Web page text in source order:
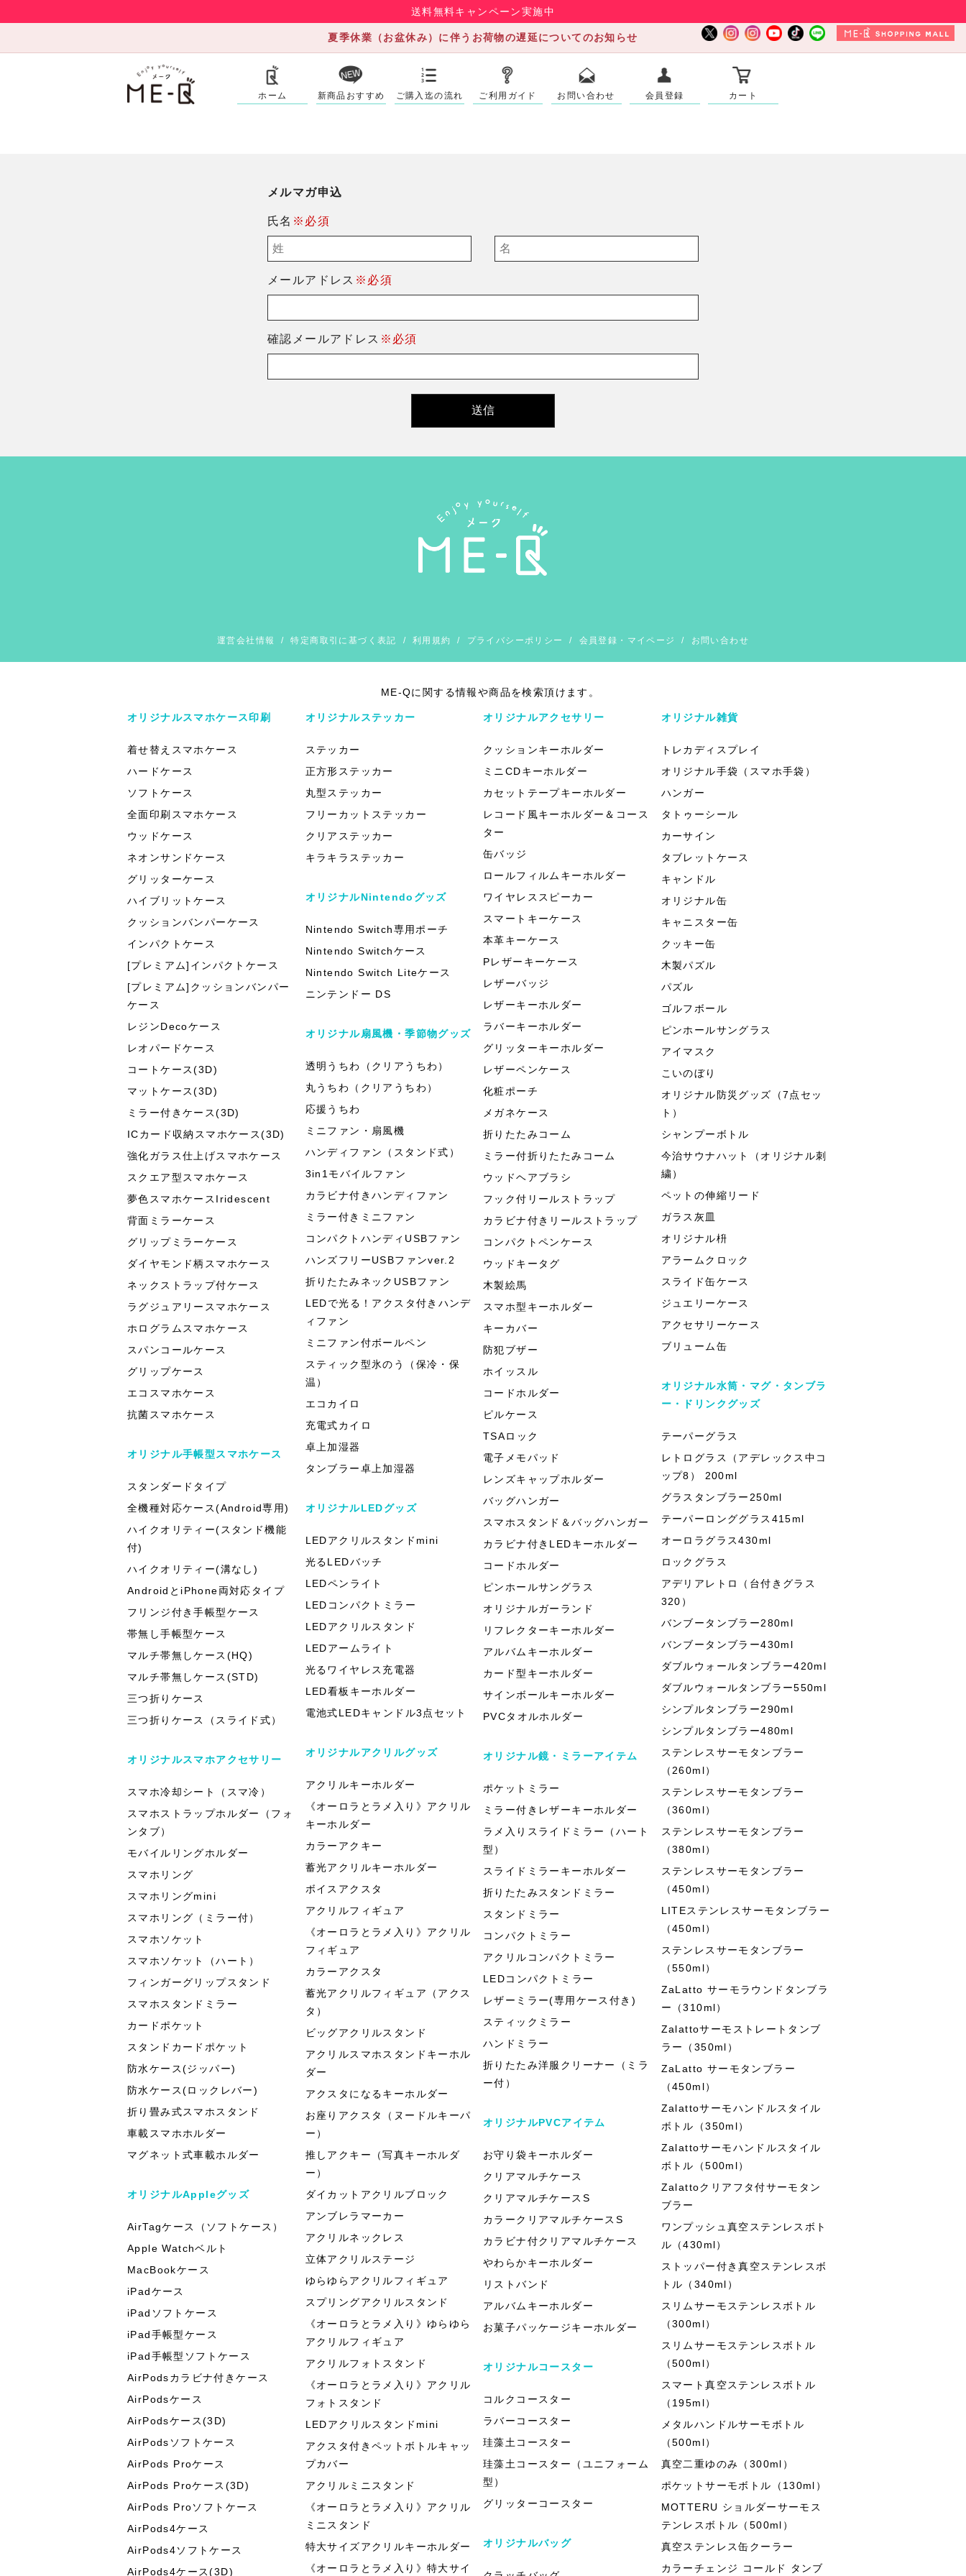
送料無料キャンペーン実施中
夏季休業（お盆休み）に伴うお荷物の遅延についてのお知らせ
ホーム 新商品おすすめ ご購入迄の流れ ご利用ガイド お問い合わせ 会員登録 カート
メルマガ申込
氏名 ※必須
メールアドレス ※必須
確認メールアドレス ※必須
運営会社情報 /特定商取引に基づく表記 / 利用規約 / プライバシーポリシー / 会員登録・マイページ / お問い合わせ
ME-Qに関する情報や商品を検索頂けます。
オリジナルスマホケース印刷
着せ替えスマホケース
ハードケース
ソフトケース
全面印刷スマホケース
ウッドケース
ネオンサンドケース
グリッターケース
ハイブリットケース
クッションバンパーケース
インパクトケース
[プレミアム]インパクトケース
[プレミアム]クッションバンパー
ケース
レジンDecoケース
レオパードケース
コートケース(3D)
マットケース(3D)
ミラー付きケース(3D)
ICカード収納スマホケース(3D)
強化ガラス仕上げスマホケース
スクエア型スマホケース
夢色スマホケースIridescent
背面ミラーケース
グリップミラーケース
ダイヤモンド柄スマホケース
ネックストラップ付ケース
ラグジュアリースマホケース
ホログラムスマホケース
スパンコールケース
グリップケース
エコスマホケース
抗菌スマホケース
オリジナル手帳型スマホケース
スタンダードタイプ
全機種対応ケース(Android専用)
ハイクオリティー(スタンド機能
付)
ハイクオリティー(溝なし)
AndroidとiPhone両対応タイプ
フリンジ付き手帳型ケース
帯無し手帳型ケース
マルチ帯無しケース(HQ)
マルチ帯無しケース(STD)
三つ折りケース
三つ折りケース（スライド式）
オリジナルスマホアクセサリー
スマホ冷却シート（スマ冷）
スマホストラップホルダー（フォ
ンタブ）
モバイルリングホルダー
スマホリング
スマホリングmini
スマホリング（ミラー付）
スマホソケット
スマホソケット（ハート）
フィンガーグリップスタンド
スマホスタンドミラー
カードポケット
スタンドカードポケット
防水ケース(ジッパー)
防水ケース(ロックレバー)
折り畳み式スマホスタンド
車載スマホホルダー
マグネット式車載ホルダー
オリジナルAppleグッズ
AirTagケース（ソフトケース）
Apple Watchベルト
MacBookケース
iPadケース
iPadソフトケース
iPad手帳型ケース
iPad手帳型ソフトケース
AirPodsカラビナ付きケース
AirPodsケース
AirPodsケース(3D)
AirPodsソフトケース
AirPods Proケース
AirPods Proケース(3D)
AirPods Proソフトケース
AirPods4ケース
AirPods4ソフトケース
AirPods4ケース(3D)
オリジナルステッカー
ステッカー
正方形ステッカー
丸型ステッカー
フリーカットステッカー
クリアステッカー
キラキラステッカー
オリジナルNintendoグッズ
Nintendo Switch専用ポーチ
Nintendo Switchケース
Nintendo Switch Liteケース
ニンテンドー DS
オリジナル扇風機・季節物グッズ
透明うちわ（クリアうちわ）
丸うちわ（クリアうちわ）
応援うちわ
ミニファン・扇風機
ハンディファン（スタンド式）
3in1モバイルファン
カラビナ付きハンディファン
ミラー付きミニファン
コンパクトハンディUSBファン
ハンズフリーUSBファンver.2
折りたたみネックUSBファン
LEDで光る！アクスタ付きハンデ
ィファン
ミニファン付ボールペン
スティック型氷のう（保冷・保
温）
エコカイロ
充電式カイロ
卓上加湿器
タンブラー卓上加湿器
オリジナルLEDグッズ
LEDアクリルスタンドmini
光るLEDバッチ
LEDペンライト
LEDコンパクトミラー
LEDアクリルスタンド
LEDアームライト
光るワイヤレス充電器
LED看板キーホルダー
電池式LEDキャンドル3点セット
オリジナルアクリルグッズ
アクリルキーホルダー
《オーロラとラメ入り》アクリル
キーホルダー
カラーアクキー
蓄光アクリルキーホルダー
ボイスアクスタ
アクリルフィギュア
《オーロラとラメ入り》アクリル
フィギュア
カラーアクスタ
蓄光アクリルフィギュア（アクス
タ）
ビッグアクリルスタンド
アクリルスマホスタンドキーホル
ダー
アクスタになるキーホルダー
お座りアクスタ（ヌードルキーパ
ー）
推しアクキー（写真キーホルダ
ー）
ダイカットアクリルブロック
アンブレラマーカー
アクリルネックレス
立体アクリルステージ
ゆらゆらアクリルフィギュア
スプリングアクリルスタンド
《オーロラとラメ入り》ゆらゆら
アクリルフィギュア
アクリルフォトスタンド
《オーロラとラメ入り》アクリル
フォトスタンド
LEDアクリルスタンドmini
アクスタ付きペットボトルキャッ
プカバー
アクリルミニスタンド
《オーロラとラメ入り》アクリル
ミニスタンド
特大サイズアクリルキーホルダー
《オーロラとラメ入り》特大サイ
オリジナルアクセサリー
クッションキーホルダー
ミニCDキーホルダー
カセットテープキーホルダー
レコード風キーホルダー＆コース
ター
缶バッジ
ロールフィルムキーホルダー
ワイヤレススピーカー
スマートキーケース
本革キーケース
Pレザーキーケース
レザーバッジ
レザーキーホルダー
ラバーキーホルダー
グリッターキーホルダー
レザーペンケース
化粧ポーチ
メガネケース
折りたたみコーム
ミラー付折りたたみコーム
ウッドヘアブラシ
フック付リールストラップ
カラビナ付きリールストラップ
コンパクトペンケース
ウッドキータグ
木製絵馬
スマホ型キーホルダー
キーカバー
防犯ブザー
ホイッスル
コードホルダー
ピルケース
TSAロック
電子メモパッド
レンズキャップホルダー
バッグハンガー
スマホスタンド＆バッグハンガー
カラビナ付きLEDキーホルダー
コードホルダー
ピンホールサングラス
オリジナルガーランド
リフレクターキーホルダー
アルバムキーホルダー
カード型キーホルダー
サインボールキーホルダー
PVCタオルホルダー
オリジナル鏡・ミラーアイテム
ポケットミラー
ミラー付きレザーキーホルダー
ラメ入りスライドミラー（ハート
型）
スライドミラーキーホルダー
折りたたみスタンドミラー
スタンドミラー
コンパクトミラー
アクリルコンパクトミラー
LEDコンパクトミラー
レザーミラー(専用ケース付き)
スティックミラー
ハンドミラー
折りたたみ洋服クリーナー（ミラ
ー付）
オリジナルPVCアイテム
お守り袋キーホルダー
クリアマルチケース
クリアマルチケースS
カラークリアマルチケースS
カラビナ付クリアマルチケース
やわらかキーホルダー
リストバンド
アルバムキーホルダー
お菓子パッケージキーホルダー
オリジナルコースター
コルクコースター
ラバーコースター
珪藻土コースター
珪藻土コースター（ユニフォーム
型）
グリッターコースター
オリジナルバッグ
オリジナル雑貨
トレカディスプレイ
オリジナル手袋（スマホ手袋）
ハンガー
タトゥーシール
カーサイン
タブレットケース
キャンドル
オリジナル缶
キャニスター缶
クッキー缶
木製パズル
パズル
ゴルフボール
ピンホールサングラス
アイマスク
こいのぼり
オリジナル防災グッズ（7点セッ
ト）
シャンプーボトル
今治サウナハット（オリジナル刺
繍）
ペットの伸縮リード
ガラス灰皿
オリジナル枡
アラームクロック
スライド缶ケース
ジュエリーケース
アクセサリーケース
ブリューム缶
オリジナル水筒・マグ・タンブラ
ー・ドリンクグッズ
テーパーグラス
レトログラス（アデレックス中コ
ップ8） 200ml
グラスタンブラー250ml
テーパーロンググラス415ml
オーロラグラス430ml
ロックグラス
アデリアレトロ（台付きグラス
320）
バンブータンブラー280ml
バンブータンブラー430ml
ダブルウォールタンブラー420ml
ダブルウォールタンブラー550ml
シンプルタンブラー290ml
シンプルタンブラー480ml
ステンレスサーモタンブラー
（260ml）
ステンレスサーモタンブラー
（360ml）
ステンレスサーモタンブラー
（380ml）
ステンレスサーモタンブラー
（450ml）
LITEステンレスサーモタンブラー
（450ml）
ステンレスサーモタンブラー
（550ml）
ZaLatto サーモラウンドタンブラ
ー（310ml）
Zalattoサーモストレートタンブ
ラー（350ml）
ZaLatto サーモタンブラー
（450ml）
Zalattoサーモハンドルスタイル
ボトル（350ml）
Zalattoサーモハンドルスタイル
ボトル（500ml）
Zalattoクリアフタ付サーモタン
ブラー
ワンプッシュ真空ステンレスボト
ル（430ml）
ストッパー付き真空ステンレスボ
トル（340ml）
スリムサーモステンレスボトル
（300ml）
スリムサーモステンレスボトル
（500ml）
スマート真空ステンレスボトル
（195ml）
メタルハンドルサーモボトル
（500ml）
真空二重ゆのみ（300ml）
ポケットサーモボトル（130ml）
MOTTERU ショルダーサーモス
テンレスボトル（500ml）
真空ステンレス缶クーラー
カラーチェンジ コールド タンブ